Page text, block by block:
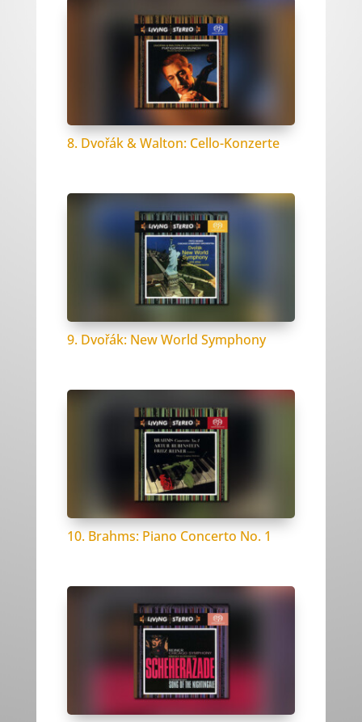
8. Dvořák & Walton: Cello-Konzerte
9. Dvořák: New World Symphony
10. Brahms: Piano Concerto No. 1